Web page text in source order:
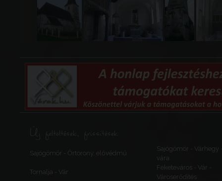
Új feltöltések, frissítések
Sajógömör - Őrtorony, elővédmű
Sajógömör - Várhegy
vára
Tornalja - Vár
Feketeváros - Vár -
Városerődítés